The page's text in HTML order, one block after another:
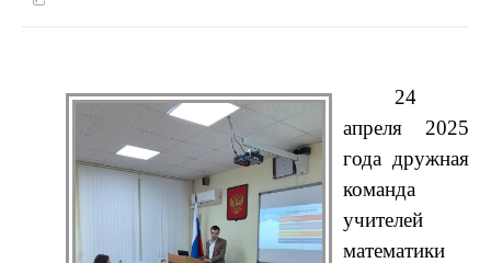
24
апреля 2025
года дружная
команда
учителей
математики